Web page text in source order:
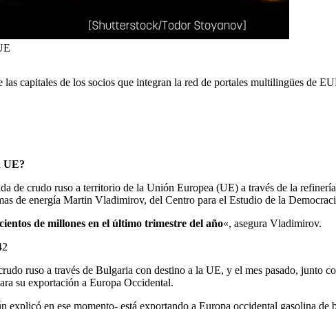
capitales de los socios que integran la red de portales multilingües de
UE?
de crudo ruso a territorio de la Unión Europea (UE) a través de la
de energía Martin Vladimirov, del Centro para el Estudio de la
de millones en el último trimestre del año«, asegura Vladimirov.
ruso a través de Bulgaria con destino a la UE, y el mes pasado, junto
su exportación a Europa Occidental.
explicó en ese momento- está exportando a Europa occidental gasolina de